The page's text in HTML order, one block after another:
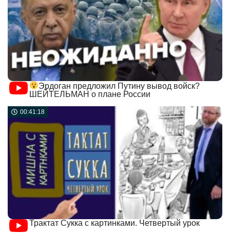
Эрдоган предложил Путину вывод войск?
ШЕЙТЕЛЬМАН о плане России
00:41:18
Трактат Сукка с картинками. Четвертый урок